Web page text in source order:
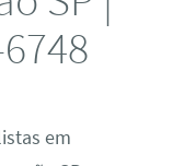
em